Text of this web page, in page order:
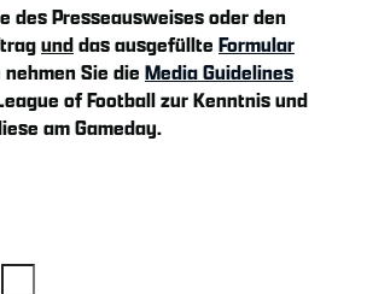
des Presseausweises oder den
unddas ausgefüllte Formular
Sie die Media Guidelines
of Football zur Kenntnis und
am Gameday.